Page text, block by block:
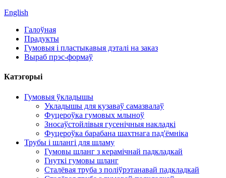
English
Галоўная
Прадукты
Гумовыя і пластыкавыя дэталі на заказ
Выраб прэс-формаў
Катэгорыі
Гумовыя ўкладышы
Укладышы для кузаваў самазвалаў
Фуцероўка гумовых млыноў
Зносаўстойлівыя гусенічныя накладкі
Фуцероўка барабана шахтнага пад'ёмніка
Трубы і шлангі для шламу
Гумовы шланг з керамічнай падкладкай
Гнуткі гумовы шланг
Сталёвая труба з поліўрэтанавай падкладкай